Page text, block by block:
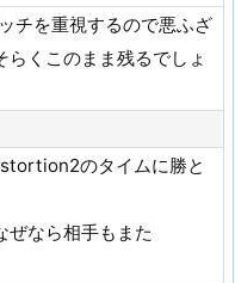
チを重視するので悪ふざ
くこのまま残るでしょ
のタイムに勝と
ぜなら相手もまた